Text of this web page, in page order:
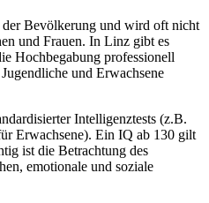
Bevölkerung und wird oft nicht
und Frauen. In Linz gibt es
Hochbegabung professionell
und Erwachsene
Intelligenztests (z.B.
Erwachsene). Ein IQ ab 130 gilt
ist die Betrachtung des
emotionale und soziale